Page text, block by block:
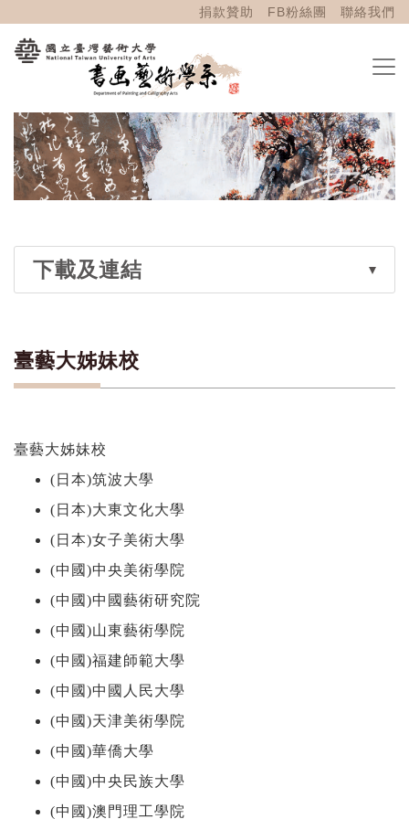
捐款贊助 FB粉絲團 聯絡我們
下載及連結
臺藝大姊妹校
臺藝大姊妹校
(日本)筑波大學
(日本)大東文化大學
(日本)女子美術大學
(中國)中央美術學院
(中國)中國藝術研究院
(中國)山東藝術學院
(中國)福建師範大學
(中國)中國人民大學
(中國)天津美術學院
(中國)華僑大學
(中國)中央民族大學
(中國)澳門理工學院